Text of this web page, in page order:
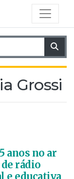
Grossi
anos no ar
rádio
e educativa